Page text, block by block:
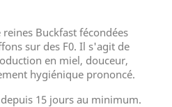
reines Buckfast fécondées
sur des F0. Il s'agit de
en miel, douceur,
hygiénique prononcé.
15 jours au minimum.